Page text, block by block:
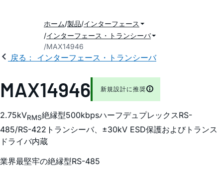
ホーム 製品 インターフェース
インターフェース・トランシーバ
MAX14946
戻る： インターフェース・トランシーバ
MAX14946 新規設計に推奨
2.75kVRMS絶縁型500kbpsハーフデュプレックスRS-
485/RS-422トランシーバ、±30kV ESD保護およびトランス
ドライバ内蔵
業界最堅牢の絶縁型RS-485